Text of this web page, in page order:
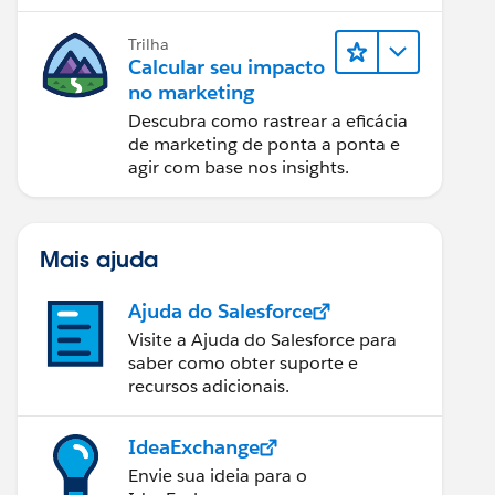
Trilha
Calcular seu impacto
no marketing
Descubra como rastrear a eficácia
de marketing de ponta a ponta e
agir com base nos insights.
Mais ajuda
Ajuda do Salesforce
Visite a Ajuda do Salesforce para
saber como obter suporte e
recursos adicionais.
IdeaExchange
Envie sua ideia para o